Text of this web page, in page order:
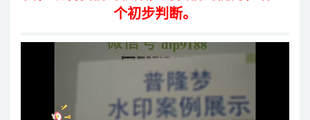
个初步判断。